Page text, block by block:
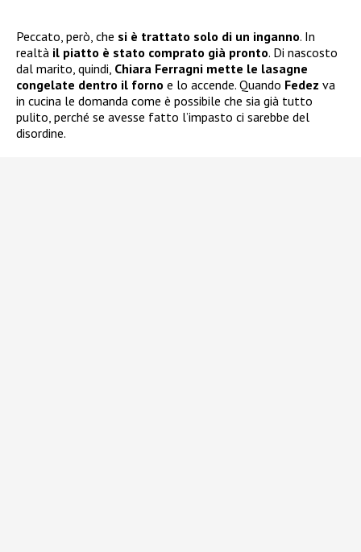
Peccato, però, che si è trattato solo di un inganno. In
realtà il piatto è stato comprato già pronto. Di nascosto
dal marito, quindi, Chiara Ferragni mette le lasagne
congelate dentro il forno e lo accende. Quando Fedez va
in cucina le domanda come è possibile che sia già tutto
pulito, perché se avesse fatto l’impasto ci sarebbe del
disordine.